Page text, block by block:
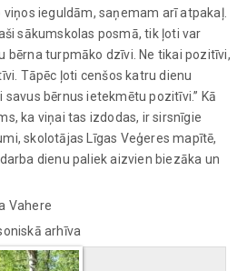
viņos ieguldām, saņemam arī atpakaļ.
sākumskolas posmā, tik ļoti var
bērna turpmāko dzīvi. Ne tikai pozitīvi,
Tāpēc ļoti cenšos katru dienu
savus bērnus ietekmētu pozitīvi.” Kā
ka viņai tas izdodas, ir sirsnīgie
skolotājas Līgas Veģeres mapītē,
dienu paliek aizvien biezāka un
Vahere
arhīva